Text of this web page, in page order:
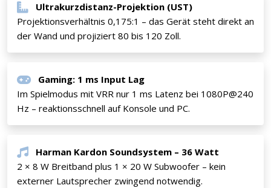
Ultrakurzdistanz-Projektion (UST)
Projektionsverhältnis 0,175:1 – das Gerät steht direkt an
der Wand und projiziert 80 bis 120 Zoll.
Gaming: 1 ms Input Lag
Im Spielmodus mit VRR nur 1 ms Latenz bei 1080P@240
Hz – reaktionsschnell auf Konsole und PC.
Harman Kardon Soundsystem – 36 Watt
2 × 8 W Breitband plus 1 × 20 W Subwoofer – kein
externer Lautsprecher zwingend notwendig.